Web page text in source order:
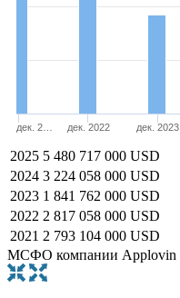
дек. 2… дек. 2022 дек. 2023
2025 5 480 717 000 USD
2024 3 224 058 000 USD
2023 1 841 762 000 USD
2022 2 817 058 000 USD
2021 2 793 104 000 USD
МСФО компании Applovin